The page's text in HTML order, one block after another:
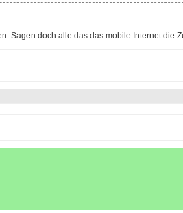
Sagen doch alle das das mobile Internet die